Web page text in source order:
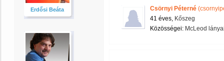
Erdősi Beáta Csörnyi Péterné
41 éves, Kőszeg
Közösségei: McLeod